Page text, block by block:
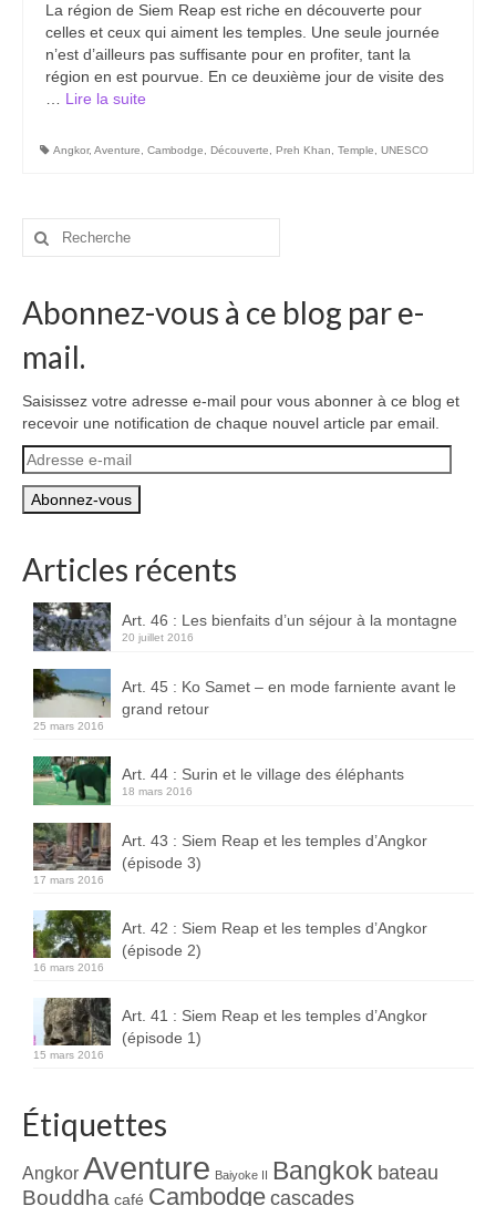
Carte du Cambodge
Cambodge – Infos
Toutes à l’école
Paludisme au Cambodge
France
Blog
Catégories
Boucles d’articles
Commentaires récents
Archives des articles
Nuage d’étiquettes
Flux RSS : Les articles
Images à la Une
Menu
La région de Siem Reap est riche en découverte pour
celles et ceux qui aiment les temples. Une seule journée
n’est d’ailleurs pas suffisante pour en profiter, tant la
région en est pourvue. En ce deuxième jour de visite des
Lire la suite­­
Angkor, Aventure Cambodge Découverte Preh Khan Temple UNESCO
Rechercher
Abonnez-vous à ce blog par e-
mail.
Saisissez votre adresse e-mail pour vous abonner à ce blog et
recevoir une notification de chaque nouvel article par email.
Adresse
e-
mail
Articles récents
Art. 46 : Les bienfaits d’un séjour à la montagne
20 juillet 2016
Art. 45 : Ko Samet – en mode farniente avant le
grand retour
25 mars 2016
Art. 44 : Surin et le village des éléphants
18 mars 2016
Art. 43 : Siem Reap et les temples d’Angkor
(épisode 3)
17 mars 2016
Art. 42 : Siem Reap et les temples d’Angkor
(épisode 2)
16 mars 2016
Art. 41 : Siem Reap et les temples d’Angkor
(épisode 1)
15 mars 2016
Étiquettes
Angkor Aventure Baiyoke II Bangkok bateau
Bouddha café Cambodge cascades